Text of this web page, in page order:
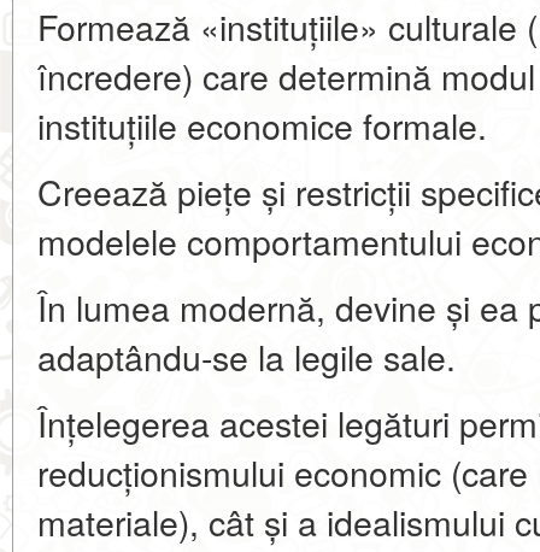
Formează «instituțiile» culturale
încredere) care determină
instituțiile economice formale.
Creează piețe și restricții
modelele comportamentului
În lumea modernă, devine și ea
adaptându-se la legile sale.
Înțelegerea acestei legături
reducționismului economic
materiale), cât și a idealismului